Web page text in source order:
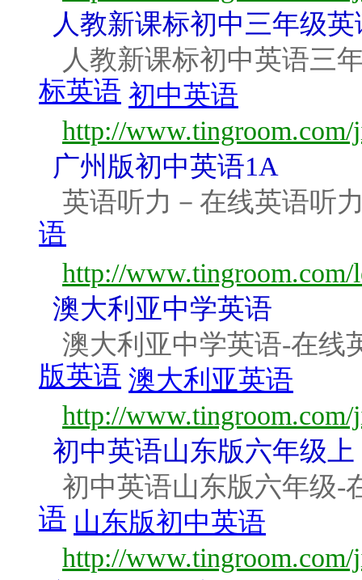
人教新课标初中三年级英
人教新课标初中英语三
标英语 初中英语
http://
广州版初中英语1A
英语听力－在线英语听
语
http://www.tingroom.com/
澳大利亚中学英语
澳大利亚中学英语-在线
版英语 澳大利亚英语
http://
初中英语山东版六年级上
初中英语山东版六年级-
语 山东版初中英语
http://